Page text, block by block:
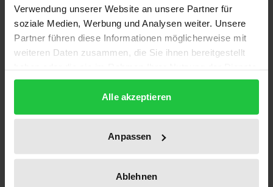
Verwendung unserer Website an unsere Partner für
soziale Medien, Werbung und Analysen weiter. Unsere
Partner führen diese Informationen möglicherweise mit
weiteren Daten zusammen, die Sie ihnen bereitgestellt
gesammelt haben.
Alle akzeptieren
Anpassen
Ablehnen
problematisch ist die dabei vorgenommene
Deregulierung bei der Lebensversicherung. Wer hier
Fehler macht, kann sie, wegen der Langfristigkeit
der Verträge, nur schwer oder unter Verlusten
Einen erheblichen Teil der komplizierten neuen
Funktion des neuen Verantwortlichen Aktuars, um
die anerkannten Regeln der
Versicherungsmathematik, um die